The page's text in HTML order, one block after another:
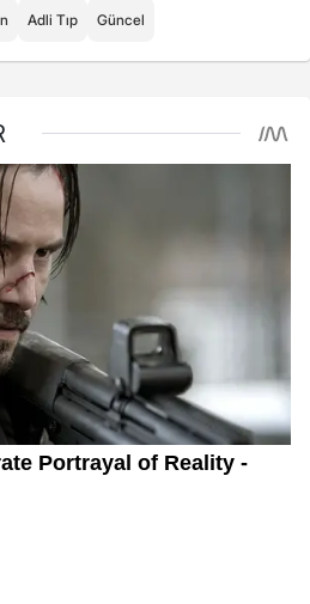
Adli Tıp Güncel